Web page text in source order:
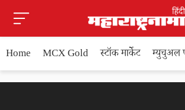
Home MCX Gold स्टॉक मार्केट म्युचुअल